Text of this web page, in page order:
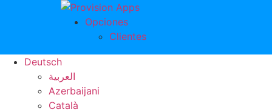
Opciones
Clientes
Deutsch
العربية
Azerbaijani
Català